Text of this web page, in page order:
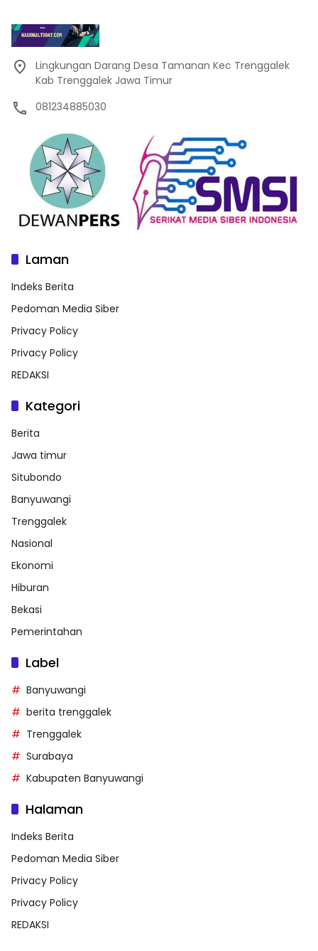
Lingkungan Darang Desa Tamanan Kec Trenggalek
Kab Trenggalek Jawa Timur
081234885030
Laman
Indeks Berita
Pedoman Media Siber
Privacy Policy
Privacy Policy
REDAKSI
Kategori
Berita
Jawa timur
Situbondo
Banyuwangi
Trenggalek
Nasional
Ekonomi
Hiburan
Bekasi
Pemerintahan
Label
Banyuwangi
berita trenggalek
Trenggalek
Surabaya
Kabupaten Banyuwangi
Halaman
Indeks Berita
Pedoman Media Siber
Privacy Policy
Privacy Policy
REDAKSI